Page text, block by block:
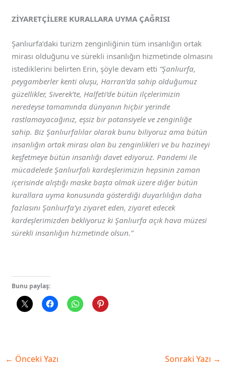
ZİYARETÇİLERE KURALLARA UYMA ÇAĞRISI
Şanlıurfa’daki turizm zenginliğinin tüm insanlığın ortak
mirası olduğunu ve sürekli insanlığın hizmetinde olmasını
istediklerini belirten Erin, şöyle devam etti “Şanlıurfa,
peygamberler kenti oluşu, Harran’da sahip olduğumuz
güzellikler, Siverek’te, Halfeti’de bütün ilçelerimizin
neredeyse tamamında dünyanın hiçbir yerinde
rastlamayacağınız, eşsiz bir potansiyele ve zenginliğe
sahip. Biz Şanlıurfalılar olarak bunu biliyoruz ama bütün
insanlığın ortak mirası olan bu zenginlikleri ve bu hazineyi
keşfetmeye bütün insanlığı davet ediyoruz. Pandemi ile
mücadelede Şanlıurfalı kardeşlerimizin hepsinin zaman
içerisinde alıştığı maske başta olmak üzere diğer bütün
kurallara uyma konusunda gösterdiği duyarlılığın daha
fazlasını Şanlıurfa’yı ziyaret eden, ziyaret edecek
kardeşlerimizden bekliyoruz ki Şanlıurfa açık hava müzesi
sürekli insanlığın hizmetinde olsun.”
Bunu paylaş:
← Önceki Yazı Sonraki Yazı →